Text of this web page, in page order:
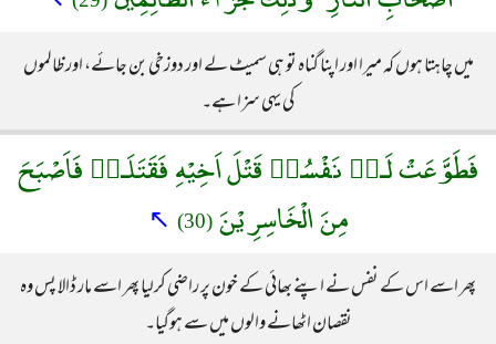
میں چاہتا ہوں کہ میرا اور اپنا گناہ تو ہی سمیٹ لے اور دوزخی بن جائے، اور ظالموں
کی یہی سزا ہے۔
فَطَوَّعَتْ لَـهٝ نَفْسُهٝ قَتْلَ اَخِيْهِ فَقَتَلَـهٝ فَاَصْبَحَ
مِنَ الْخَاسِرِيْنَ (30)
↖
پھر اسے اس کے نفس نے اپنے بھائی کے خون پر راضی کرلیا پھر اسے مار ڈالا پس وہ
نقصان اٹھانے والوں میں سے ہوگیا۔